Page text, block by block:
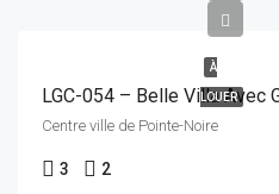
À
LOUER
LGC-054 – Belle Villa Avec
Centre ville de Pointe-Noire
3 2